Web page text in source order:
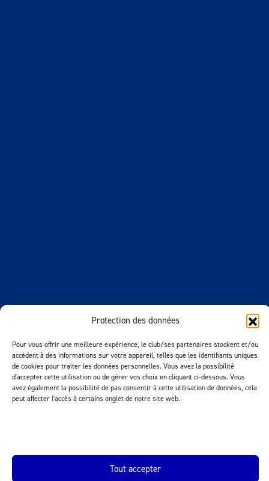
Protection des données
Pour vous offrir une meilleure expérience, le club/ses partenaires stockent et/ou
accèdent à des informations sur votre appareil, telles que les identifiants uniques
de cookies pour traiter les données personnelles. Vous avez la possibilité
d'accepter cette utilisation ou de gérer vos choix en cliquant ci-dessous. Vous
avez également la possibilité de pas consentir à cette utilisation de données, cela
peut affecter l'accès à certains onglet de notre site web.
Tout accepter